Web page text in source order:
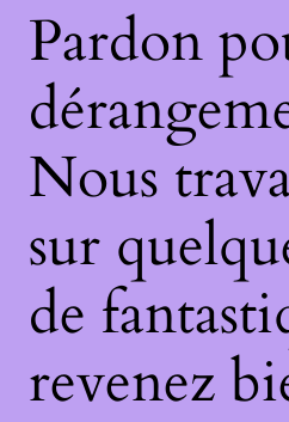
Pardon
Nous
sur
de
revenez